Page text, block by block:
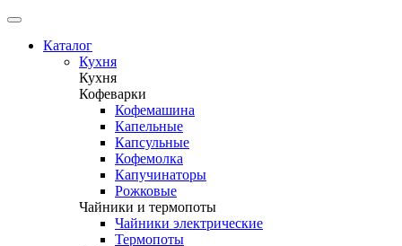
Каталог
Кухня
Кухня
Кофеварки
Кофемашина
Капельные
Капсульные
Кофемолка
Капучинаторы
Рожковые
Чайники и термопоты
Чайники электрические
Термопоты